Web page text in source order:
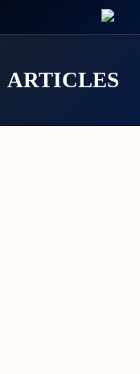
ARTICLES